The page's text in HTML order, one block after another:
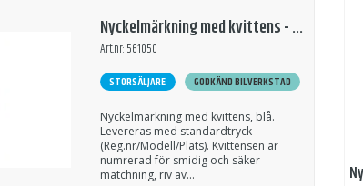
Nyckelmärkning med kvittens - Blå
Art.nr: 561050
STORSÄLJARE
GODKÄND BILVERKSTAD
Nyckelmärkning med kvittens, blå.
Levereras med standardtryck
(Reg.nr/Modell/Plats). Kvittensen är
numrerad för smidig och säker
matchning, riv av...